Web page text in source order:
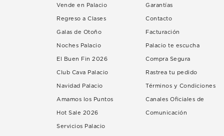
Vende en Palacio
Regreso a Clases
Galas de Otoño
Noches Palacio
El Buen Fin 2026
Club Cava Palacio
Navidad Palacio
Amamos los Puntos
Hot Sale 2026
Servicios Palacio
Garantías
Contacto
Facturación
Palacio te escucha
Compra Segura
Rastrea tu pedido
Términos y Condiciones
Canales Oficiales de
Comunicación